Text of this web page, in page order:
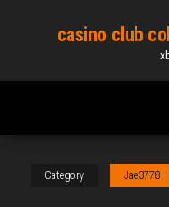
content
casino club
Category Jae3778